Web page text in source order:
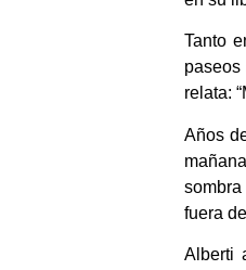
Tanto
paseos
relata:
Años
fuera
Alberti